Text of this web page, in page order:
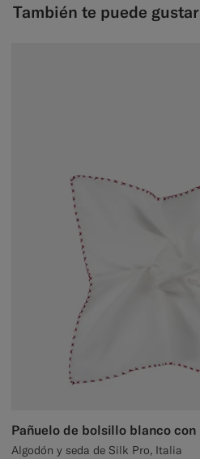
También te puede gustar
Algodón y seda de Silk Pro, Italia